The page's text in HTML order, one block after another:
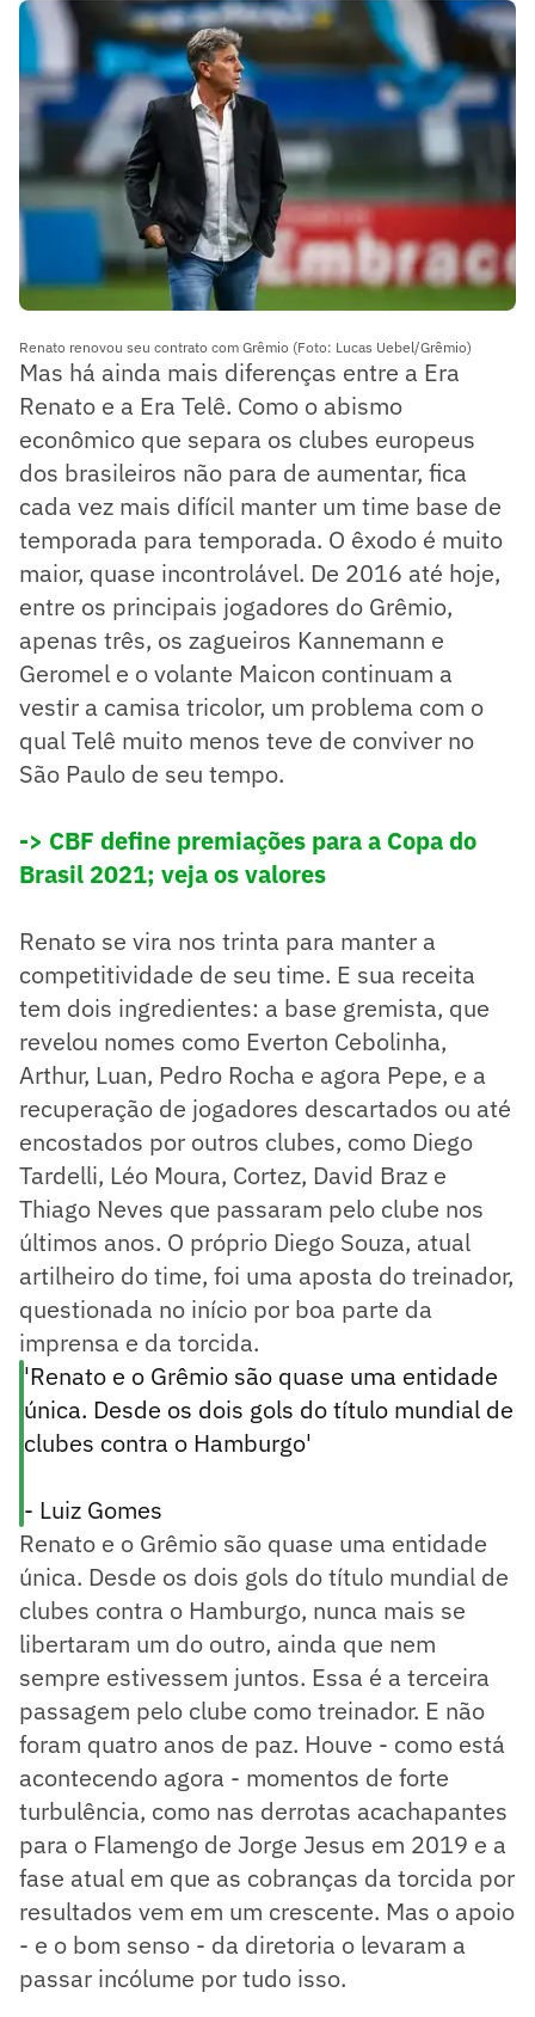
Renato renovou seu contrato com Grêmio (Foto: Lucas Uebel/Grêmio)
Mas há ainda mais diferenças entre a Era
Renato e a Era Telê. Como o abismo
econômico que separa os clubes europeus
dos brasileiros não para de aumentar, fica
cada vez mais difícil manter um time base de
temporada para temporada. O êxodo é muito
maior, quase incontrolável. De 2016 até hoje,
entre os principais jogadores do Grêmio,
apenas três, os zagueiros Kannemann e
Geromel e o volante Maicon continuam a
vestir a camisa tricolor, um problema com o
qual Telê muito menos teve de conviver no
São Paulo de seu tempo.
-> CBF define premiações para a Copa do
Brasil 2021; veja os valores
Renato se vira nos trinta para manter a
competitividade de seu time. E sua receita
tem dois ingredientes: a base gremista, que
revelou nomes como Everton Cebolinha,
Arthur, Luan, Pedro Rocha e agora Pepe, e a
recuperação de jogadores descartados ou até
encostados por outros clubes, como Diego
Tardelli, Léo Moura, Cortez, David Braz e
Thiago Neves que passaram pelo clube nos
últimos anos. O próprio Diego Souza, atual
artilheiro do time, foi uma aposta do treinador,
questionada no início por boa parte da
imprensa e da torcida.
'Renato e o Grêmio são quase uma entidade
única. Desde os dois gols do título mundial de
clubes contra o Hamburgo'
- Luiz Gomes
Renato e o Grêmio são quase uma entidade
única. Desde os dois gols do título mundial de
clubes contra o Hamburgo, nunca mais se
libertaram um do outro, ainda que nem
sempre estivessem juntos. Essa é a terceira
passagem pelo clube como treinador. E não
foram quatro anos de paz. Houve - como está
acontecendo agora - momentos de forte
turbulência, como nas derrotas acachapantes
para o Flamengo de Jorge Jesus em 2019 e a
fase atual em que as cobranças da torcida por
resultados vem em um crescente. Mas o apoio
- e o bom senso - da diretoria o levaram a
passar incólume por tudo isso.